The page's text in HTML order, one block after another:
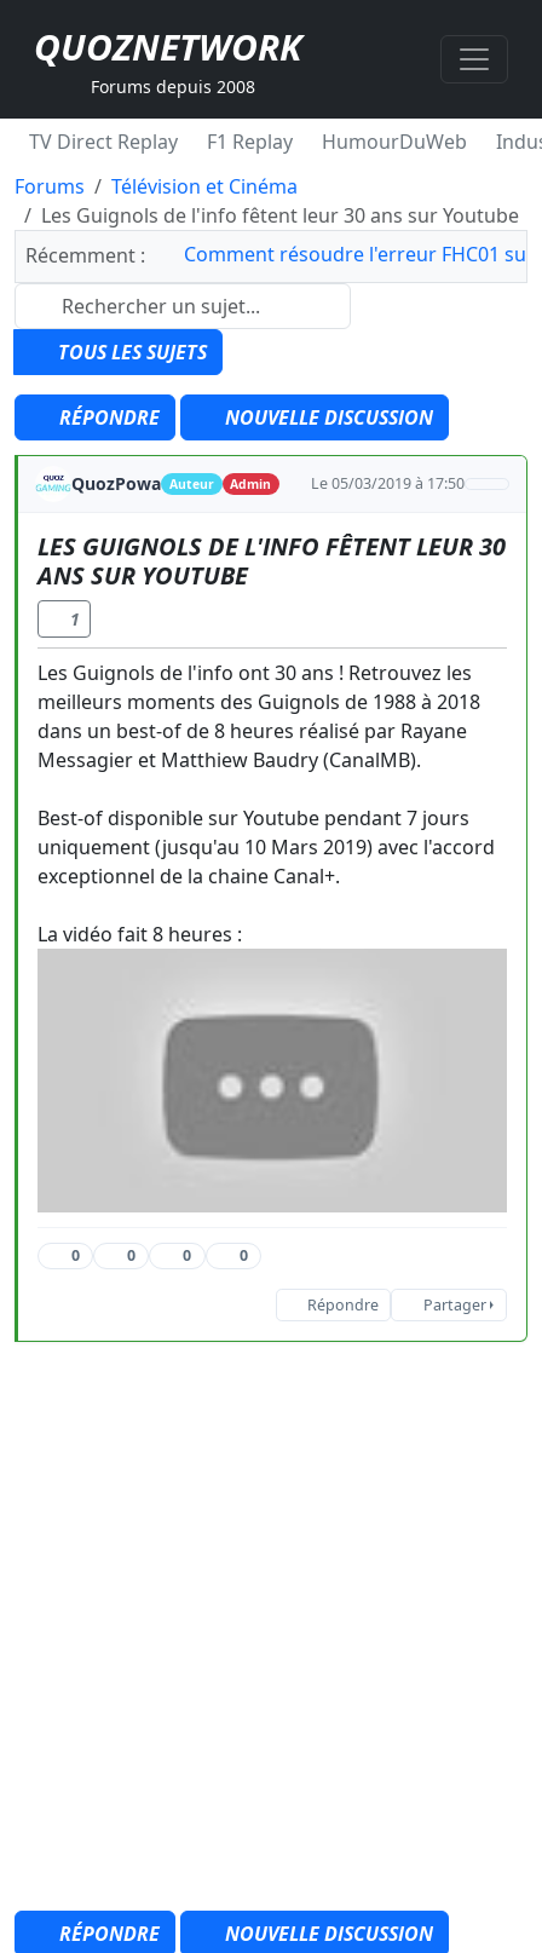
QUOZNETWORK
Forums depuis 2008
TV Direct Replay F1 Replay HumourDuWeb
Forums
Télévision et Cinéma
Les Guignols de l'info fêtent leur 30 ans sur Youtube
Récemment :
Comment résoudre l'erreur FHC01 sur
TOUS LES SUJETS
RÉPONDRE NOUVELLE DISCUSSION
QuozPowa Auteur Admin Le 05/03/2019 à 17:50
LES GUIGNOLS DE L'INFO FÊTENT LEUR 30
ANS SUR YOUTUBE
1
Les Guignols de l'info ont 30 ans ! Retrouvez les
meilleurs moments des Guignols de 1988 à 2018
dans un best-of de 8 heures réalisé par Rayane
Messagier et Matthiew Baudry (CanalMB).
Best-of disponible sur Youtube pendant 7 jours
uniquement (jusqu'au 10 Mars 2019) avec l'accord
exceptionnel de la chaine Canal+.
La vidéo fait 8 heures :
0 0 0 0
Répondre Partager
RÉPONDRE NOUVELLE DISCUSSION